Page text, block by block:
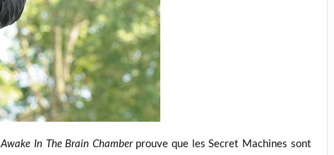
Awake In The Brain Chamberprouve que les Secret Machines sont